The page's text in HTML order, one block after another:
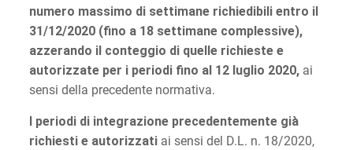
numero massimo di settimane richiedibili entro il
31/12/2020 (fino a 18 settimane complessive),
azzerando il conteggio di quelle richieste e
autorizzate per i periodi fino al 12 luglio 2020,ai
sensi della precedente normativa.
I periodi di integrazione precedentemente già
richiesti e autorizzatiai sensi del D.L. n. 18/2020,